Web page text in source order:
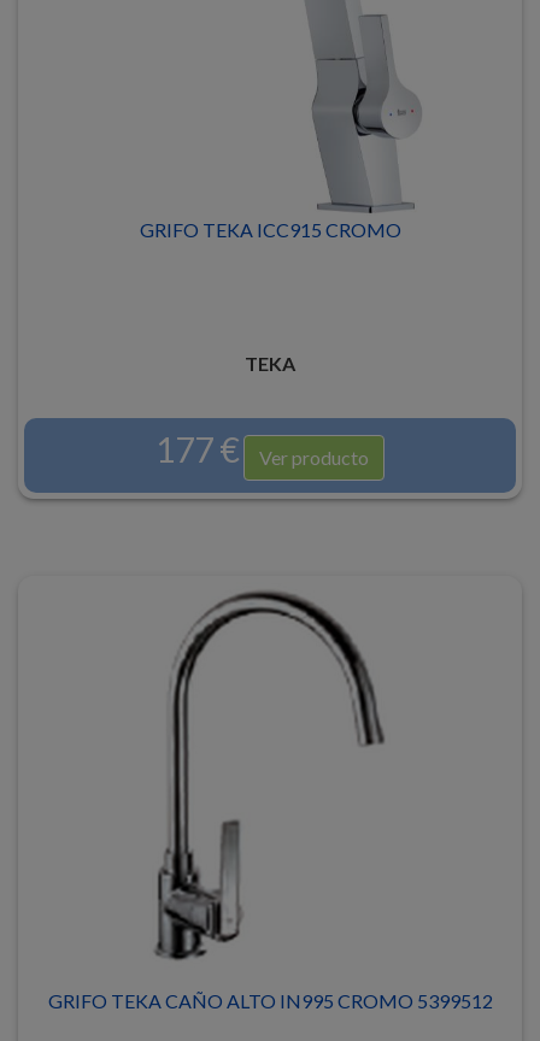
GRIFO TEKA ICC915 CROMO
TEKA
177 € Ver producto
GRIFO TEKA CAÑO ALTO IN995 CROMO 5399512